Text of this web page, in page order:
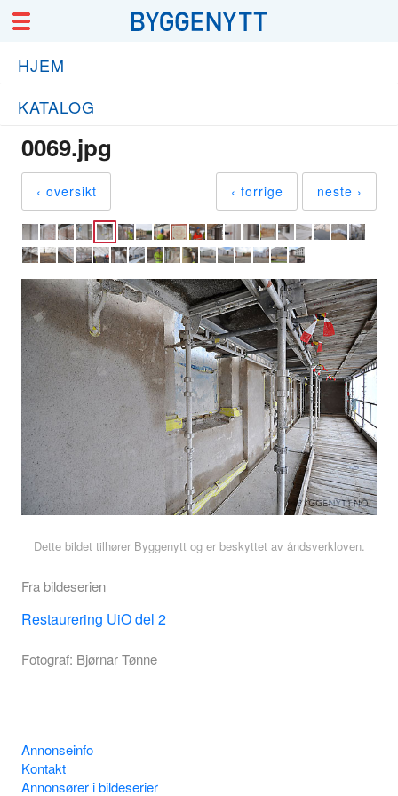
HJEM
KATALOG
0069.jpg
‹ oversikt ‹ forrige neste ›
Dette bildet tilhører Byggenytt og er beskyttet av åndsverkloven.
Fra bildeserien
Restaurering UiO del 2
Fotograf: Bjørnar Tønne
Annonseinfo
Kontakt
Annonsører i bildeserier